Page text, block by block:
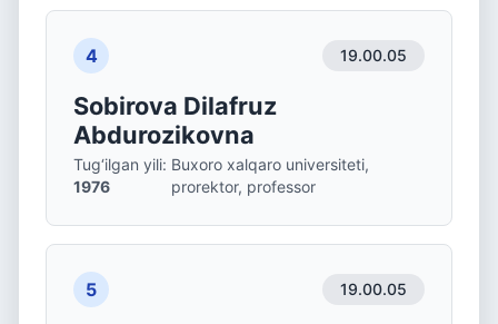
4 19.00.05
Sobirova Dilafruz
Abdurozikovna
Tug‘ilgan yili:
1976
Buxoro xalqaro universiteti,
prorektor, professor
5 19.00.05